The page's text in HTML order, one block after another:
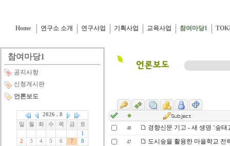
Home 연구소 소개 연구사업 기획사업 교육사업 참여마당1
참여마당1
공지사항
신청게시판
언론보도
48 경향신문 기고 - 새 생명 ‘숲태
47 도시숲을 활용한 마을학교 전